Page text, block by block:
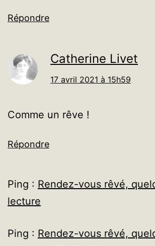
Répondre
Catherine Livet
17 avril 2021 à 15h59
Comme un rêve !
Répondre
Ping : Rendez-vous rêvé,
lecture
Ping : Rendez-vous rêvé,